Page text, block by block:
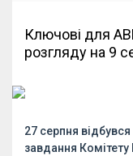
Ключові для
розгляду на 9
27 серпня відбувся
завдання